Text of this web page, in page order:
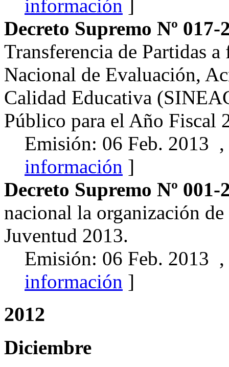
información ]
Decreto Supremo Nº 017-
Transferencia de Partidas
Nacional de Evaluación,
Calidad Educativa
Público para el Año Fiscal
Emisión: 06 Feb. 2013
información ]
Decreto Supremo Nº 001-
nacional la organización
Juventud 2013.
Emisión: 06 Feb. 2013
información ]
2012
Diciembre